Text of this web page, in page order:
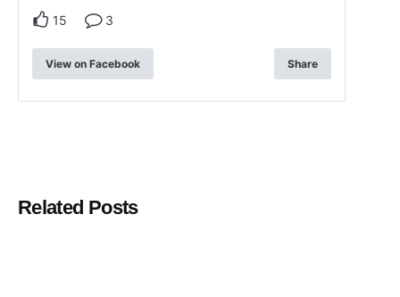
15 3
View on Facebook Share
Related Posts